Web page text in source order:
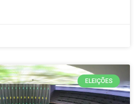
ELEIÇÕES